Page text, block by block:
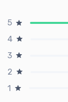
5
4
3
2
1